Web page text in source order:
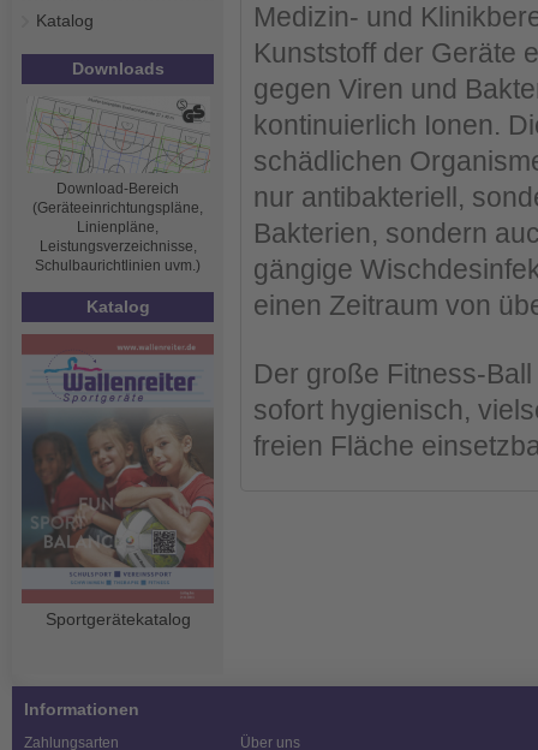
Katalog
Downloads
Download-Bereich
(Geräteeinrichtungspläne,
Linienpläne,
Leistungsverzeichnisse,
Schulbaurichtlinien uvm.)
Katalog
Sportgerätekatalog
Medizin- und
Kunststoff der Geräte
gegen Viren und
kontinuierlich Ionen.
schädlichen
nur antibakteriell,
Bakterien, sondern
gängige
einen Zeitraum von
Der große Fitness-
sofort hygienisch,
freien Fläche
Informationen
Zahlungsarten Über uns